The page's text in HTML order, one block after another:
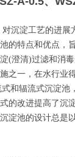
沉淀工艺的进
的特点和优点，
(澄清)过滤和消
之一，在水行业
和辐流式沉淀
的改进提高了沉
淀池的设计总是